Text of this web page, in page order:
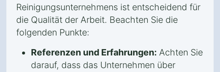
Reinigungsunternehmens ist entscheidend für
die Qualität der Arbeit. Beachten Sie die
folgenden Punkte:
Referenzen und Erfahrungen: Achten Sie
darauf, dass das Unternehmen über